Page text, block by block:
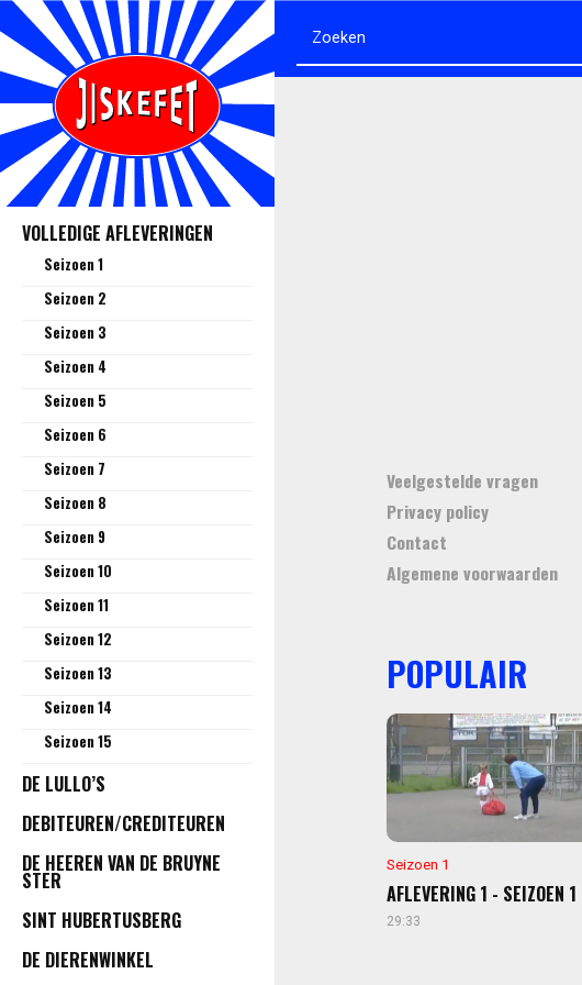
VOLLEDIGE AFLEVERINGEN
Seizoen 1
Seizoen 2
Seizoen 3
Seizoen 4
Seizoen 5
Seizoen 6
Seizoen 7
Seizoen 8
Seizoen 9
Seizoen 10
Seizoen 11
Seizoen 12
Seizoen 13
Seizoen 14
Seizoen 15
DE LULLO’S
DEBITEUREN/CREDITEUREN
DE HEEREN VAN DE BRUYNE
STER
SINT HUBERTUSBERG
DE DIERENWINKEL
Veelgestelde vragen
Privacy policy
Contact
Algemene voorwaarden
POPULAIR
Seizoen 1
AFLEVERING 1 - SEIZOEN 1
29:33